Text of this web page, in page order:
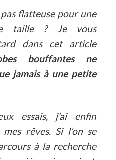
flatteuse pour une
taille ? Je vous
dans cet article
bouffantes ne
jamais à une petite
essais, j’ai enfin
rêves. Si l’on se
à la recherche